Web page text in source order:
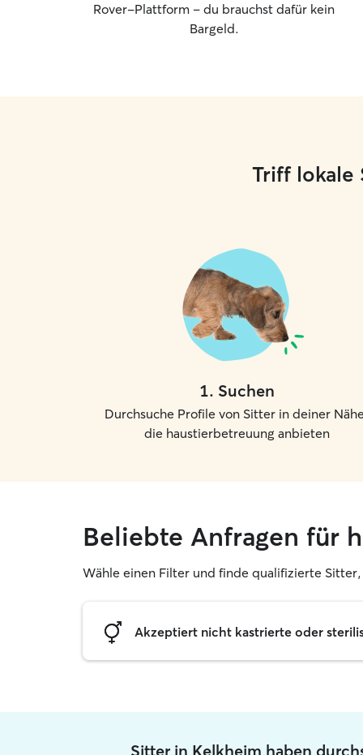
Rover-Plattform – du brauchst dafür kein
Bargeld.
Triff lokale
1. Suchen
Durchsuche Profile von Sitter in deiner
die haustierbetreuung anbieten
Beliebte Anfragen für
Wähle einen Filter und finde qualifizierte
Akzeptiert nicht kastrierte oder
Sitter in Kelkheim haben